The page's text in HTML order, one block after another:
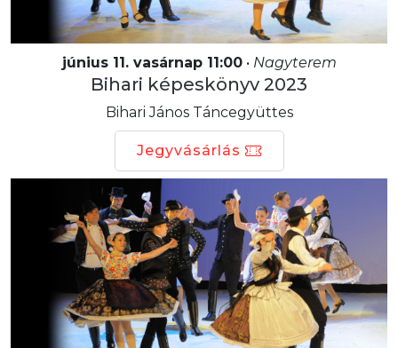
június 11. vasárnap 11:00• Nagyterem
Bihari képeskönyv 2023
Bihari János Táncegyüttes
Jegyvásárlás